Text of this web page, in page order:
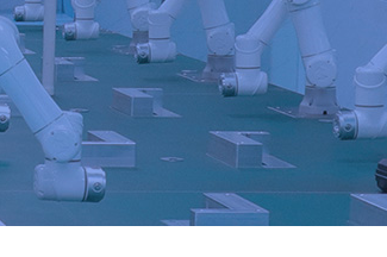
行业资讯
常见FAQ
企业文化
资质荣誉
联系我们